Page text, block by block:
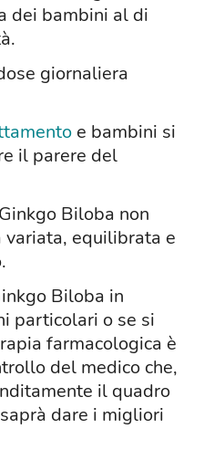
dei bambini al di
giornaliera
e bambini si
il parere del
Biloba non
equilibrata e
Biloba in
particolari o se si
farmacologica è
del medico che,
il quadro
dare i migliori